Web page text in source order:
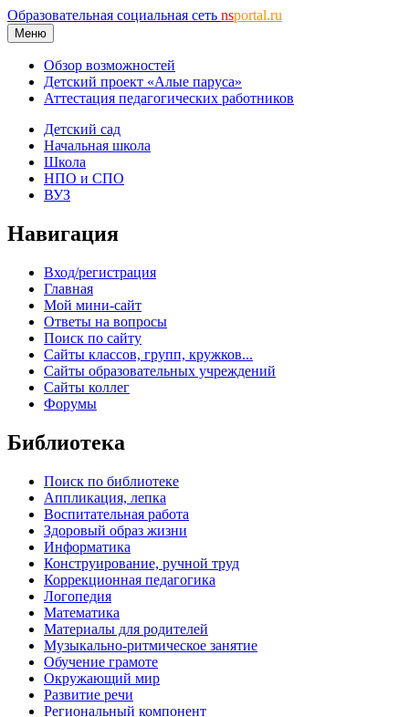
Образовательная социальная сеть nsportal.ru
Меню
Обзор возможностей
Детский проект «Алые паруса»
Аттестация педагогических работников
Детский сад
Начальная школа
Школа
НПО и СПО
ВУЗ
Навигация
Вход/регистрация
Главная
Мой мини-сайт
Ответы на вопросы
Поиск по сайту
Сайты классов, групп, кружков...
Сайты образовательных учреждений
Сайты коллег
Форумы
Библиотека
Поиск по библиотеке
Аппликация, лепка
Воспитательная работа
Здоровый образ жизни
Информатика
Конструирование, ручной труд
Коррекционная педагогика
Логопедия
Математика
Материалы для родителей
Музыкально-ритмическое занятие
Обучение грамоте
Окружающий мир
Развитие речи
Региональный компонент